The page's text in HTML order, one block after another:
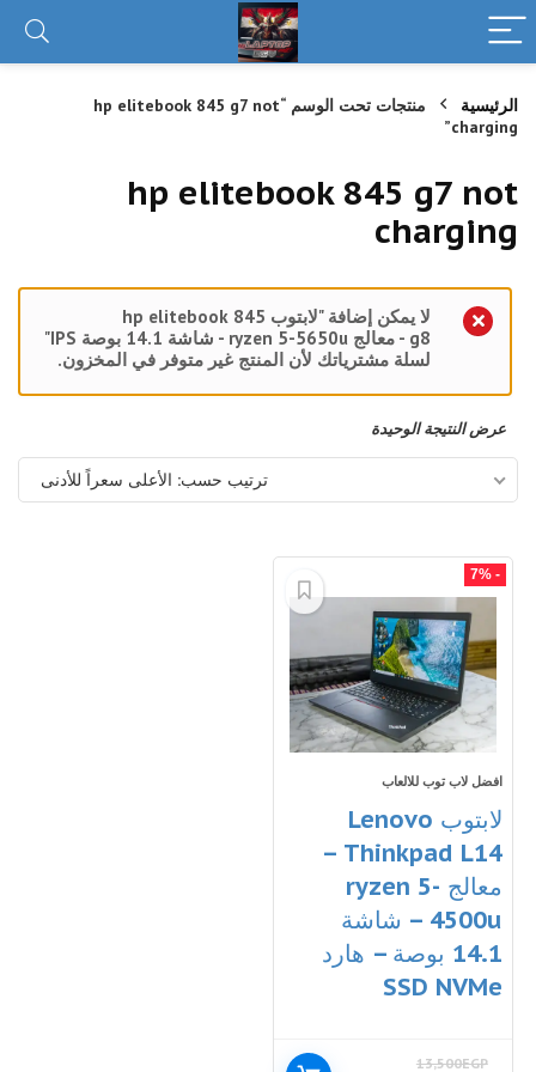
الرئيسية
منتجات تحت الوسم “hp elitebook 845 g7 not
charging”
hp elitebook 845 g7 not
charging
لا يمكن إضافة "لابتوب hp elitebook 845
g8 - معالج ryzen 5-5650u - شاشة 14.1 بوصة IPS"
لسلة مشترياتك لأن المنتج غير متوفر في المخزون.
عرض النتيجة الوحيدة
ترتيب حسب: الأعلى سعراً للأدنى
- 7%
افضل لاب توب للالعاب
لابتوب Lenovo
Thinkpad L14 –
معالج ryzen 5-
4500u – شاشة
14.1 بوصة – هارد
SSD NVMe
13,500EGP